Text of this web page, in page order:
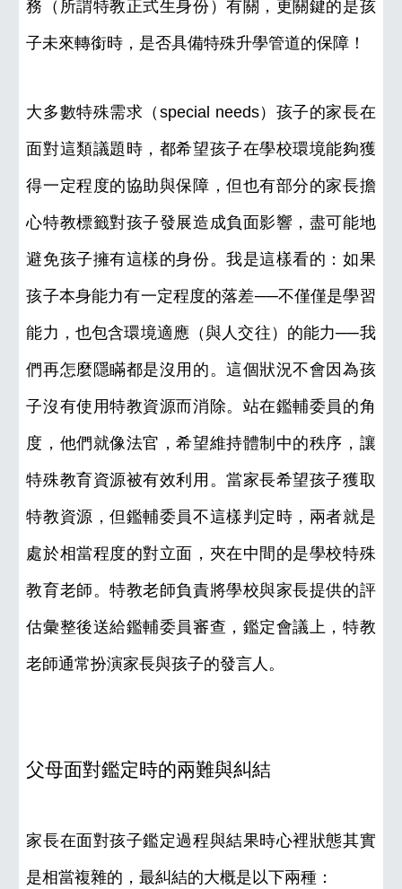
務（所謂特教正式生身份）有關，更關鍵的是孩
子未來轉銜時，是否具備特殊升學管道的保障！
大多數特殊需求（special needs）孩子的家長在
面對這類議題時，都希望孩子在學校環境能夠獲
得一定程度的協助與保障，但也有部分的家長擔
心特教標籤對孩子發展造成負面影響，盡可能地
避免孩子擁有這樣的身份。我是這樣看的：如果
孩子本身能力有一定程度的落差──不僅僅是學習
能力，也包含環境適應（與人交往）的能力──我
們再怎麼隱瞞都是沒用的。這個狀況不會因為孩
子沒有使用特教資源而消除。站在鑑輔委員的角
度，他們就像法官，希望維持體制中的秩序，讓
特殊教育資源被有效利用。當家長希望孩子獲取
特教資源，但鑑輔委員不這樣判定時，兩者就是
處於相當程度的對立面，夾在中間的是學校特殊
教育老師。特教老師負責將學校與家長提供的評
估彙整後送給鑑輔委員審查，鑑定會議上，特教
老師通常扮演家長與孩子的發言人。
父母面對鑑定時的兩難與糾結
家長在面對孩子鑑定過程與結果時心裡狀態其實
是相當複雜的，最糾結的大概是以下兩種：